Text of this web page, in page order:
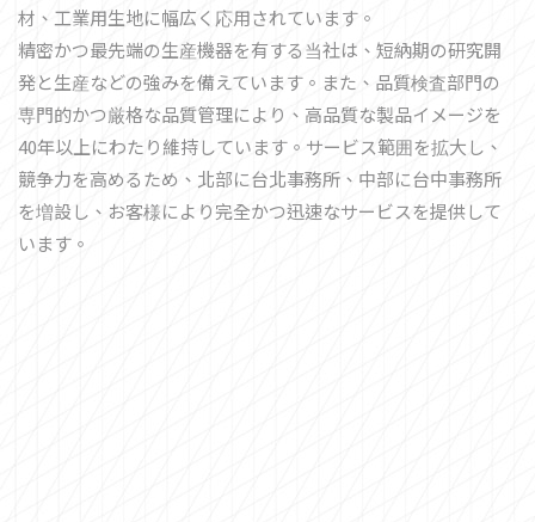
材、工業用生地に幅広く応用されています。
精密かつ最先端の生産機器を有する当社は、短納期の研究開
発と生産などの強みを備えています。また、品質検査部門の
専門的かつ厳格な品質管理により、高品質な製品イメージを
40年以上にわたり維持しています。サービス範囲を拡大し、
競争力を高めるため、北部に台北事務所、中部に台中事務所
を増設し、お客様により完全かつ迅速なサービスを提供して
います。